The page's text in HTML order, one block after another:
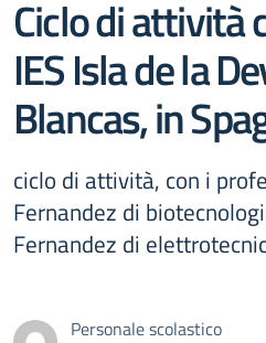
Ciclo di attività
IES Isla de la
Blancas, in
ciclo di attività, con i
Fernandez di
Fernandez di
Personale scolastico